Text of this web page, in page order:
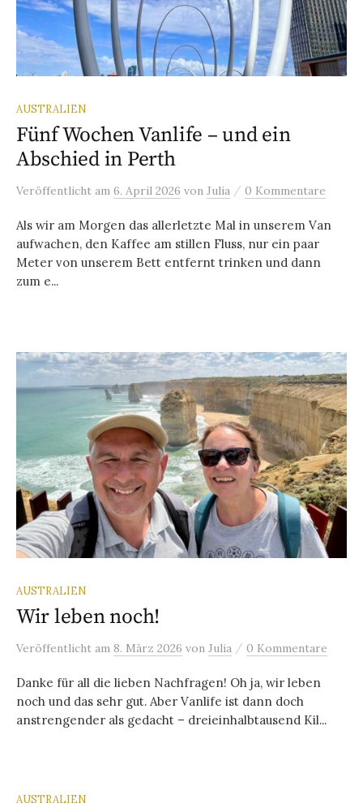
AUSTRALIEN
Fünf Wochen Vanlife – und ein
Abschied in Perth
Veröffentlicht am 6. April 2026 von Julia / 0 Kommentare
Als wir am Morgen das allerletzte Mal in unserem Van
aufwachen, den Kaffee am stillen Fluss, nur ein paar
Meter von unserem Bett entfernt trinken und dann
zum e...
AUSTRALIEN
Wir leben noch!
Veröffentlicht am 8. März 2026 von Julia / 0 Kommentare
Danke für all die lieben Nachfragen! Oh ja, wir leben
noch und das sehr gut. Aber Vanlife ist dann doch
anstrengender als gedacht – dreieinhalbtausend Kil...
AUSTRALIEN